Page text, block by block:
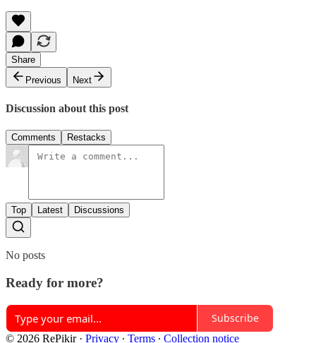
Share
Previous
Next
Discussion about this post
Comments Restacks
Top Latest Discussions
No posts
Ready for more?
Subscribe
© 2026 RePikir· Privacy ∙ Terms ∙ Collection notice